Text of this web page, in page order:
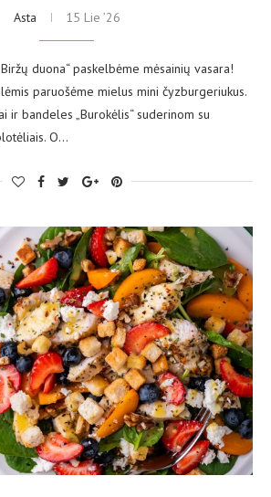
Asta 15 Lie ’26
duona“ paskelbėme mėsainių vasara!
paruošėme mielus mini čyzburgeriukus.
ir bandeles „Burokėlis“ suderinom su
O…